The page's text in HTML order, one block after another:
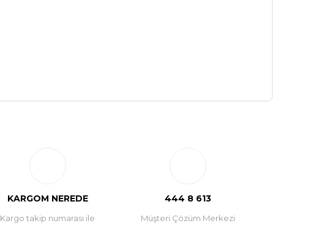
KARGOM NEREDE
Kargo takip numarası ile
444 8 613
Müşteri Çözüm Merkezi